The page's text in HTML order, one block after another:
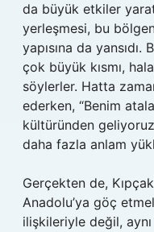
da büyük etkiler
yerleşmesi, bu
yapısına da
çok büyük kısmı,
söylerler. Hatta
ederken, “Benim
kültüründen
daha fazla anlam
Gerçekten de,
Anadolu’ya göç
ilişkileriyle değil,